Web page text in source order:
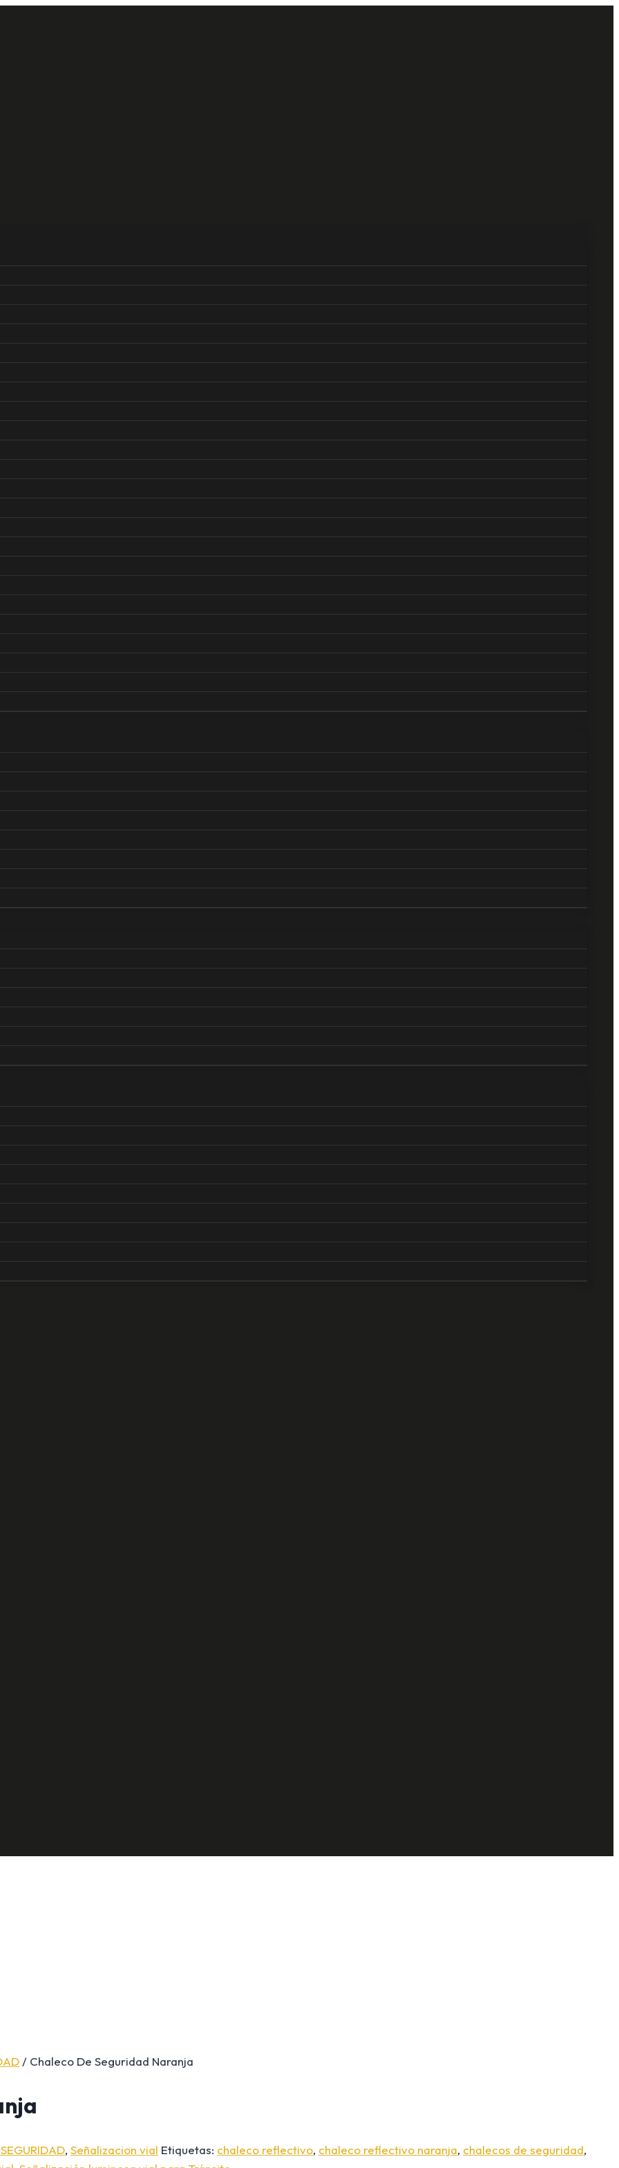
/ Chaleco De Seguridad Naranja
, Señalizacion vial Etiquetas: chaleco reflectivo, chaleco reflectivo naranja, chalecos de seguridad,